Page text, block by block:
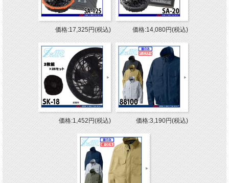
価格:17,325円(税込) 価格:14,080円(税込)
価格:1,452円(税込) 価格:3,190円(税込)